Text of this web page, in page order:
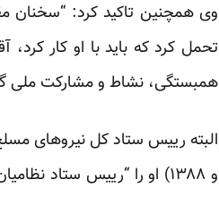
وی همچنین تاکید کرد: “سخنان
تحمل کرد که باید با او کار
همبستگی، نشاط و مشارکت ملی
و ۱۳۸۸) او را “رییس ستاد